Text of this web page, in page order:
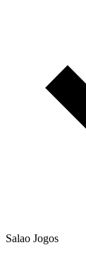
Salao Jogos